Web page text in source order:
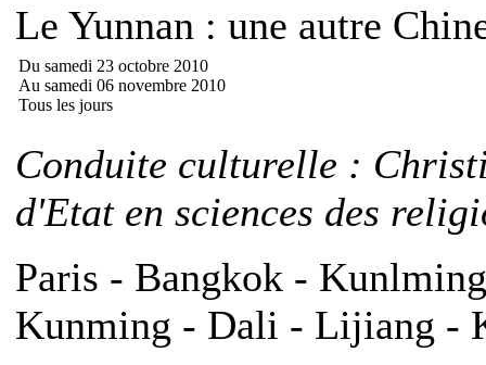
Le Yunnan : une autre
Du samedi 23 octobre 2010
Au samedi 06 novembre 2010
Tous les jours
Conduite culturelle :
d'Etat en sciences des
Paris - Bangkok -
Kunming - Dali - Lijiang -